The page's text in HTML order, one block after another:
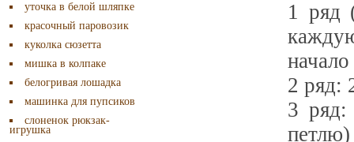
уточка в белой шляпке
красочный паровозик
куколка сюзетта
мишка в колпаке
белогривая лошадка
машинка для пупсиков
слоненок рюкзак-
игрушка
1 ряд
2 ряд:
3 ряд: